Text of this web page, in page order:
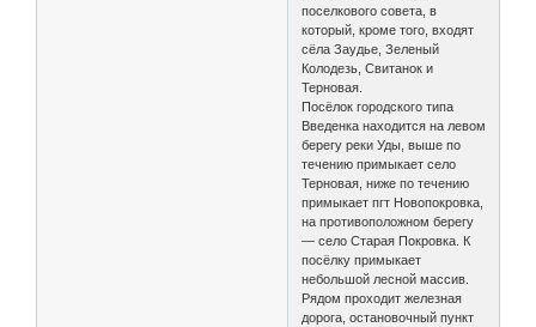
поселкового совета, в
который, кроме того, входят
сёла Заудье, Зеленый
Колодезь, Свитанок и
Терновая.
Посёлок городского типа
Введенка находится на левом
берегу реки Уды, выше по
течению примыкает село
Терновая, ниже по течению
примыкает пгт Новопокровка,
на противоположном берегу
— село Старая Покровка. К
посёлку примыкает
небольшой лесной массив.
Рядом проходит железная
дорога, остановочный пункт